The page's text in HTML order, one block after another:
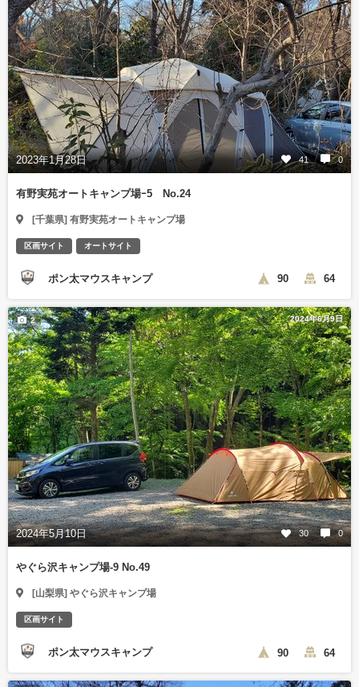
2023年1月28日 41 0
有野実苑オートキャンプ場ｰ5 No.24
[千葉県] 有野実苑オートキャンプ場
区画サイト オートサイト
ポン太マウスキャンプ 90 64
2024年6月9日
2024年5月10日 30 0
2
やぐら沢キャンプ場-9 No.49
[山梨県] やぐら沢キャンプ場
区画サイト
ポン太マウスキャンプ 90 64